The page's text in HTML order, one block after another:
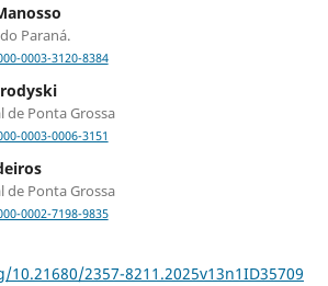
Paraná.
0003-3120-8384
de Ponta Grossa
0003-0006-3151
de Ponta Grossa
0002-7198-9835
2357-8211.2025v13n1ID35709